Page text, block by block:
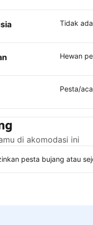
Tidak
Hewan
Pesta/
di akomodasi ini
pesta bujang atau